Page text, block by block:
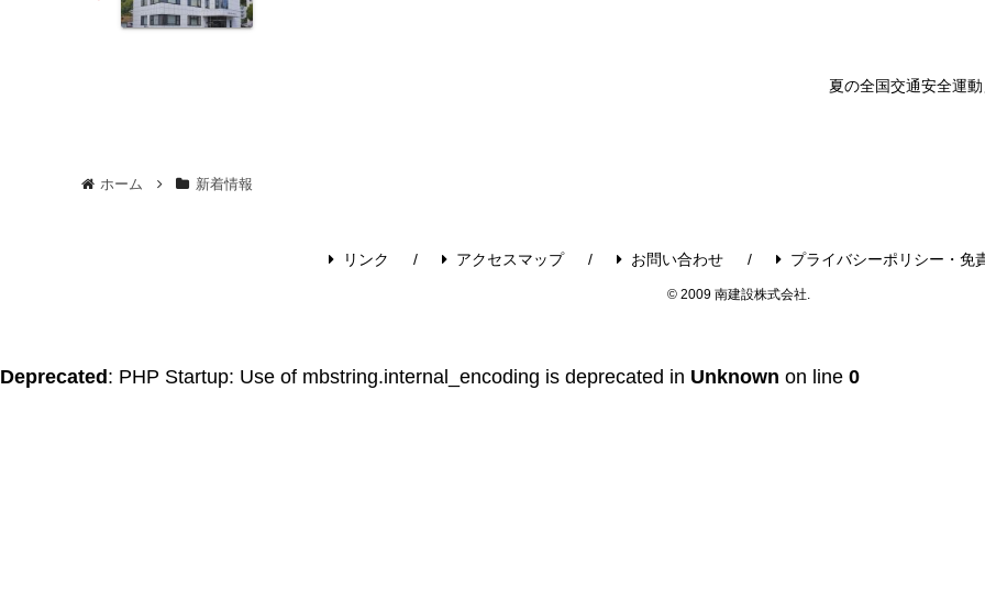
夏の全国交通安全運
ホーム 新着情報
リンク アクセスマップ お問い合わせ プライバシーポリシー・免
© 2009 南建設株式会社.
Deprecated : PHP Startup: Use of mbstring.internal_encoding is deprecated in Unknown on line 0